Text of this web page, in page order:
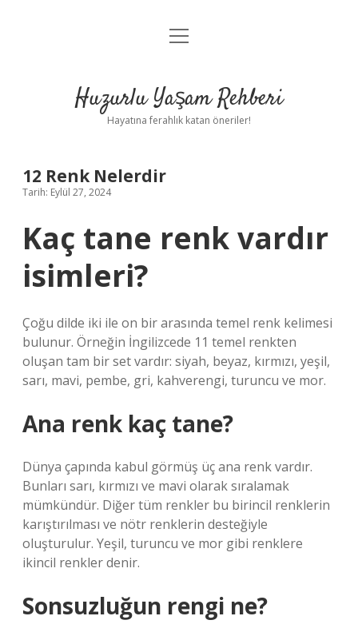
Anasayfa
Yasal Uyarı
menüyü
Huzurlu Yaşam Rehberi
Hayatına ferahlık katan öneriler!
12 Renk Nelerdir
Tarih: Eylül 27, 2024
Kaç tane renk vardır
isimleri?
Çoğu dilde iki ile on bir arasında temel renk kelimesi
bulunur. Örneğin İngilizcede 11 temel renkten
oluşan tam bir set vardır: siyah, beyaz, kırmızı, yeşil,
sarı, mavi, pembe, gri, kahverengi, turuncu ve mor.
Ana renk kaç tane?
Dünya çapında kabul görmüş üç ana renk vardır.
Bunları sarı, kırmızı ve mavi olarak sıralamak
mümkündür. Diğer tüm renkler bu birincil renklerin
karıştırılması ve nötr renklerin desteğiyle
oluşturulur. Yeşil, turuncu ve mor gibi renklere
ikincil renkler denir.
Sonsuzluğun rengi ne?